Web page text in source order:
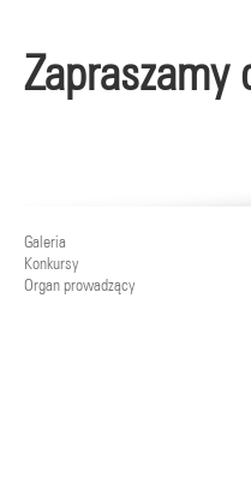
Galeria
Konkursy
Organ prowadzący